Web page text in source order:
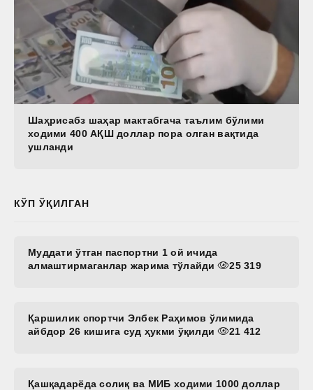
Шаҳрисабз шаҳар мактабгача таълим бўлими
ходими 400 АҚШ доллар пора олган вақтида
ушланди
КЎП ЎҚИЛГАН
Муддати ўтган паспортни 1 ой ичида
алмаштирмаганлар жарима тўлайди
25 319
Қаршилик спортчи Элбек Раҳимов ўлимида
айбдор 26 кишига суд ҳукми ўқилди
21 412
Қашқадарёда солиқ ва МИБ ходими 1000 доллар